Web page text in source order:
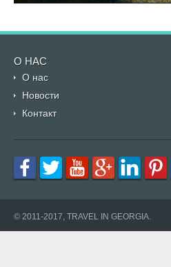
О НАС
О нас
Новости
Контакт
© 2011-2017, TRAVEL IN GEORGIA.